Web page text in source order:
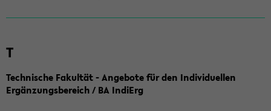
T
Technische Fakultät - Angebote für den Individuellen
Ergänzungsbereich / BA IndiErg